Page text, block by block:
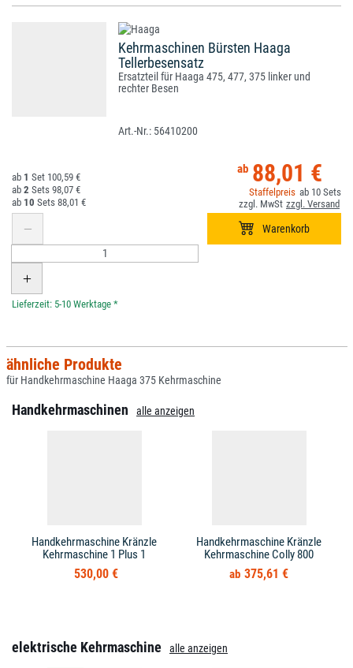
Kehrmaschinen Bürsten Haaga
Tellerbesensatz
Ersatzteil für Haaga 475, 477, 375 linker und
rechter Besen
56410200
88,01 €
10
1
100,59 €
2
98,07 €
10
88,01 €
*
ähnliche Produkte
für Handkehrmaschine Haaga 375 Kehrmaschine
Handkehrmaschinen alle anzeigen
Handkehrmaschine Kränzle
Kehrmaschine 1 Plus 1
530,00 €
Handkehrmaschine Kränzle
Kehrmaschine Colly 800
375,61 €
elektrische Kehrmaschine alle anzeigen